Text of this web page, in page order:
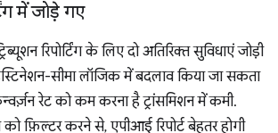
में जोड़े गए
रिपोर्टिंग के लिए दो अतिरिक्त सुविधाएं जोड़ी
सीमा लॉजिक में बदलाव किया जा सकता
रेट को कम करना है ट्रांसमिशन में कमी.
फ़िल्टर करने से, एपीआई रिपोर्ट बेहतर होगी